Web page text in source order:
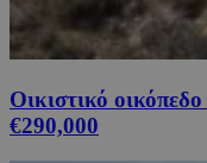
Οικιστικό
€290,000